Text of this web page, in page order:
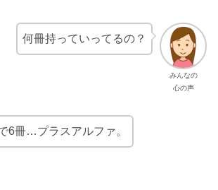
みんなの
心の声
何冊持っていってるの？
6冊…プラスアルファ。